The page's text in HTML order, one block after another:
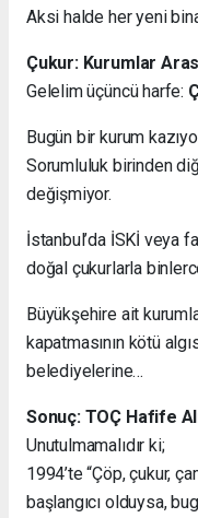
Aksi halde her yeni
Çukur: Kurumlar
Gelelim üçüncü harfe:
Bugün bir kurum
Sorumluluk birinden
değişmiyor.
İstanbul’da İSKİ veya
doğal çukurlarla
Büyükşehire ait
kapatmasının kötü
belediyelerine…
Sonuç: TOÇ Hafife
Unutulmamalıdır ki;
1994’te “Çöp, çukur,
başlangıcı olduysa,